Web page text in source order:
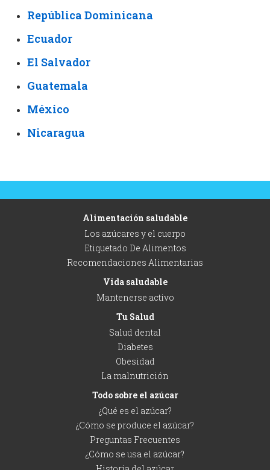
República Dominicana
Ecuador
El Salvador
Guatemala
México
Nicaragua
Alimentación saludable
Los azúcares y el cuerpo
Etiquetado De Alimentos
Recomendaciones Alimentarias
Vida saludable
Mantenerse activo
Tu Salud
Salud dental
Diabetes
Obesidad
La malnutrición
Todo sobre el azúcar
¿Qué es el azúcar?
¿Cómo se produce el azúcar?
Preguntas Frecuentes
¿Cómo se usa el azúcar?